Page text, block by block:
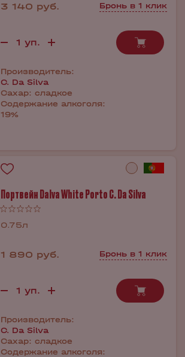
3 140 руб. Бронь в 1 клик
Производитель:
C. Da Silva
Сахар: сладкое
Содержание алкоголя:
19%
Портвейн Dalva White Porto C. Da Silva
0.75л
1 890 руб. Бронь в 1 клик
Производитель:
C. Da Silva
Сахар: сладкое
Содержание алкоголя: